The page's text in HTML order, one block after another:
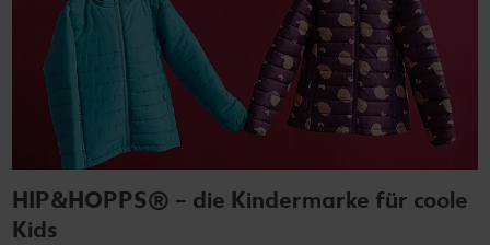
HIP&HOPPS® – die Kindermarke für coole
Kids